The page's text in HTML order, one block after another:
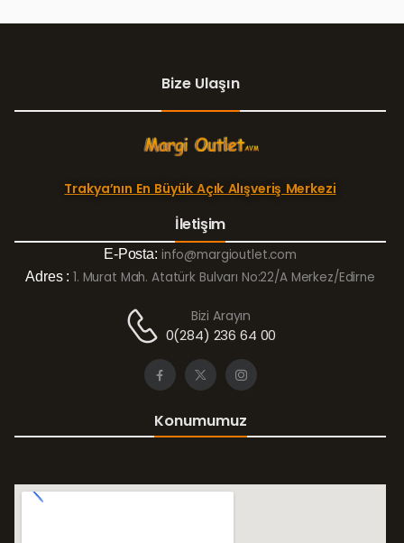
Bize Ulaşın
Trakya’nın En Büyük Açık Alışveriş Merkezi
İletişim
E-Posta: info@margioutlet.com
Adres : 1. Murat Mah. Atatürk Bulvarı No:22/A Merkez/Edirne
Bizi Arayın
0(284) 236 64 00
Konumumuz